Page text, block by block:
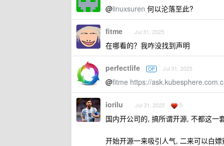
@linuxsuren 何以沦落至此?
fitme Jul 31, 2025
在哪看的？我咋没找到声明
perfectlife OP Jul 31, 2025
@fitme https://
iorilu Jul 31, 2025 5
国内开公司的, 搞所谓开源, 不都这一
开始开源一来吸引人气, 二来可以白